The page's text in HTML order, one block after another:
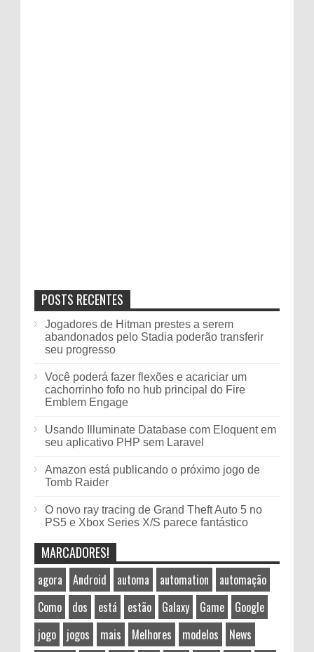
POSTS RECENTES
Jogadores de Hitman prestes a serem
abandonados pelo Stadia poderão transferir
seu progresso
Você poderá fazer flexões e acariciar um
cachorrinho fofo no hub principal do Fire
Emblem Engage
Usando Illuminate Database com Eloquent em
seu aplicativo PHP sem Laravel
Amazon está publicando o próximo jogo de
Tomb Raider
O novo ray tracing de Grand Theft Auto 5 no
PS5 e Xbox Series X/S parece fantástico
MARCADORES!
agora Android automa automation
automação
Como
dos está estão Galaxy Game
Google
jogo
jogos mais Melhores modelos
News